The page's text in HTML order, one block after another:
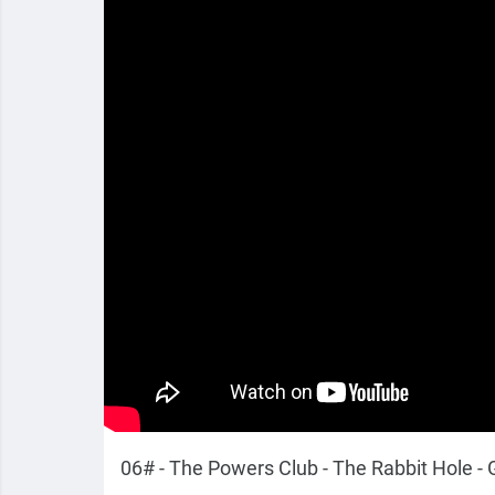
06# - The Powers Club - The Rabbit Hole -